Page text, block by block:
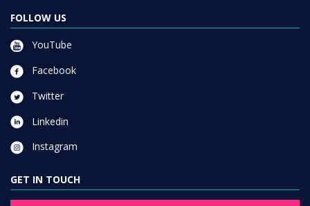
FOLLOW US
YouTube
Facebook
Twitter
Linkedin
Instagram
GET IN TOUCH